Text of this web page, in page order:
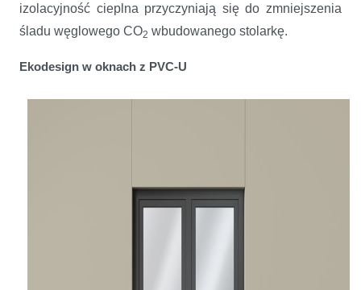
izolacyjność cieplna przyczyniają się do zmniejszenia
śladu węglowego CO2 wbudowanego stolarkę.
Ekodesign w oknach z PVC-U